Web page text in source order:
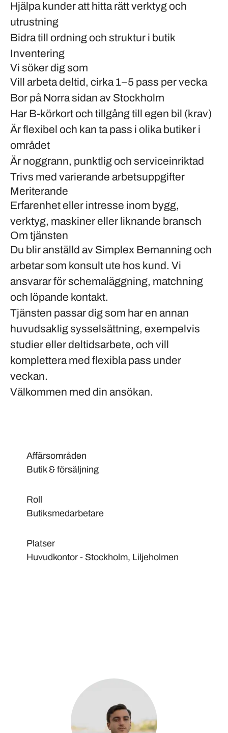
Hjälpa kunder att hitta rätt verktyg och
utrustning
Bidra till ordning och struktur i butik
Inventering
Vi söker dig som
Vill arbeta deltid, cirka 1–5 pass per vecka
Bor på Norra sidan av Stockholm
Har B-körkort och tillgång till egen bil (krav)
Är flexibel och kan ta pass i olika butiker i
området
Är noggrann, punktlig och serviceinriktad
Trivs med varierande arbetsuppgifter
Meriterande
Erfarenhet eller intresse inom bygg,
verktyg, maskiner eller liknande bransch
Om tjänsten
Du blir anställd av Simplex Bemanning och
arbetar som konsult ute hos kund. Vi
ansvarar för schemaläggning, matchning
och löpande kontakt.
Tjänsten passar dig som har en annan
huvudsaklig sysselsättning, exempelvis
studier eller deltidsarbete, och vill
komplettera med flexibla pass under
veckan.
Välkommen med din ansökan.
Affärsområden
Butik & försäljning
Roll
Butiksmedarbetare
Platser
Huvudkontor - Stockholm, Liljeholmen